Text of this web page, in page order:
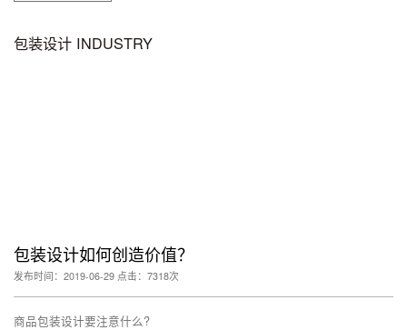
包装设计 INDUSTRY
包装设计如何创造价值？
发布时间：2019-06-29 点击：7318次
商品包装设计要注意什么?